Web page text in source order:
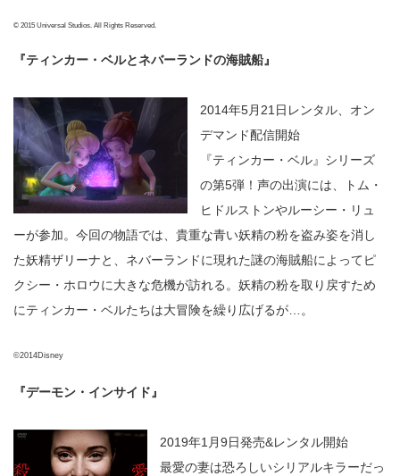
© 2015 Universal Studios. All Rights Reserved.
『ティンカー・ベルとネバーランドの海賊船』
2014年5月21日レンタル、オン
デマンド配信開始
『ティンカー・ベル』シリーズ
の第5弾！声の出演には、トム・
ヒドルストンやルーシー・リュ
ーが参加。今回の物語では、貴重な青い妖精の粉を盗み姿を消し
た妖精ザリーナと、ネバーランドに現れた謎の海賊船によってピ
クシー・ホロウに大きな危機が訪れる。妖精の粉を取り戻すため
にティンカー・ベルたちは大冒険を繰り広げるが…。
©2014Disney
『デーモン・インサイド』
2019年1月9日発売&レンタル開始
最愛の妻は恐ろしいシリアルキラーだっ